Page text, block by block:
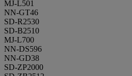
MJ-L501
NN-GT46
SD-R2530
SD-B2510
MJ-L700
NN-DS596
NN-GD38
SD-ZP2000